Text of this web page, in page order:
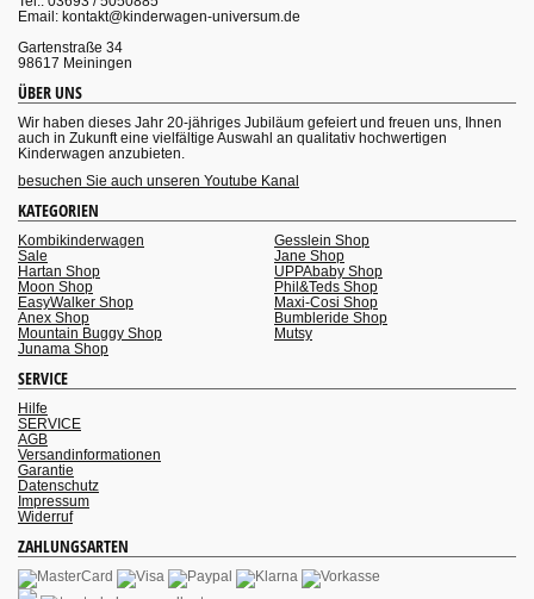
Email: kontakt@kinderwagen-universum.de
Gartenstraße 34
98617 Meiningen
ÜBER UNS
Wir haben dieses Jahr 20-jähriges Jubiläum gefeiert und freuen uns, Ihnen
auch in Zukunft eine vielfältige Auswahl an qualitativ hochwertigen
Kinderwagen anzubieten.
besuchen Sie auch unseren Youtube Kanal
KATEGORIEN
Kombikinderwagen
Sale
Hartan Shop
Moon Shop
EasyWalker Shop
Anex Shop
Mountain Buggy Shop
Junama Shop
Gesslein Shop
Jane Shop
UPPAbaby Shop
Phil&Teds Shop
Maxi-Cosi Shop
Bumbleride Shop
Mutsy
SERVICE
Hilfe
SERVICE
AGB
Versandinformationen
Garantie
Datenschutz
Impressum
Widerruf
ZAHLUNGSARTEN